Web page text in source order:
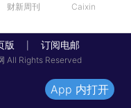
财新周刊 Caixin
版 订阅电邮
All Rights Reserved
App 内打开